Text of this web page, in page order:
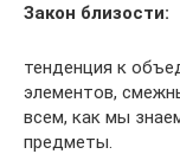
Закон близости:
тенденция к
элементов,
всем, как мы
предметы.